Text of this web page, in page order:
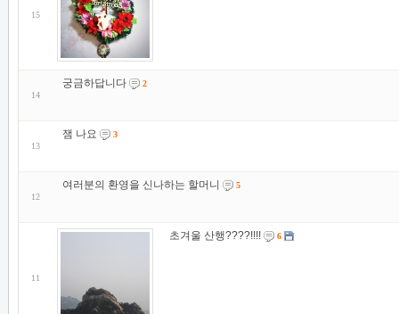
15
14
궁금하답니다 2
13
잼 나요 3
12
여러분의 환영을 신나하는 할머니 5
11
초겨울 산행????!!!! 6